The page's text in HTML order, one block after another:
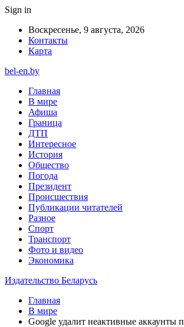
Sign in
Воскресенье, 9 августа, 2026
Контакты
Карта
bel-en.by
Главная
В мире
Афиша
Граница
ДТП
Интересное
История
Общество
Погода
Президент
Происшествия
Публикации читателей
Разное
Спорт
Транспорт
Фото и видео
Экономика
Издательство Беларусь
Главная
В мире
Google удалит неактивные аккаунты